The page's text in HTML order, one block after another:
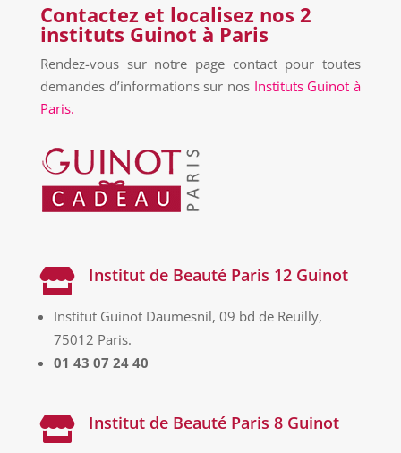
Contactez et localisez nos 2
instituts Guinot à Paris
Rendez-vous sur notre page contact pour toutes
demandes d’informations sur nos Instituts Guinot à
Paris.
 Institut de Beauté Paris 12 Guinot
Institut Guinot Daumesnil, 09 bd de Reuilly,
75012 Paris.
01 43 07 24 40
 Institut de Beauté Paris 8 Guinot